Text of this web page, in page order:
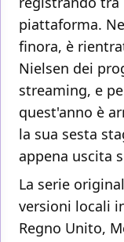
piattaforma.
finora, è
Nielsen dei
streaming, e
quest'anno è
la sua sesta
appena uscita
La serie
versioni locali
Regno Unito,